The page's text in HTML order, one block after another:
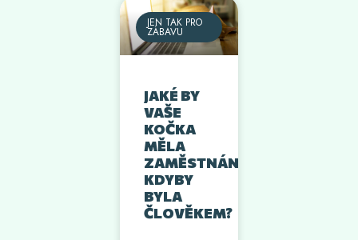
JEN TAK PRO
ZÁBAVU
JAKÉ BY
VAŠE
KOČKA
MĚLA
ZAMĚSTNÁNÍ,
KDYBY
BYLA
ČLOVĚKEM?